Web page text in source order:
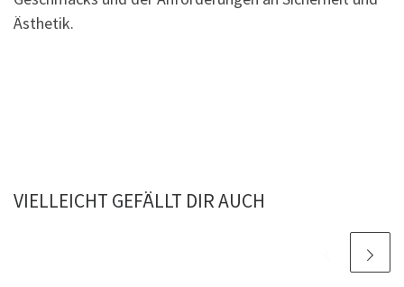
Ästhetik.
VIELLEICHT GEFÄLLT DIR AUCH